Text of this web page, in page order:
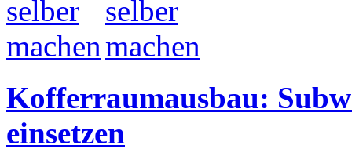
Kofferraumausbau:
einsetzen